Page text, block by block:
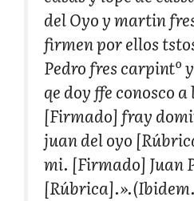
del Oyo y martin
firmen por ellos
Pedro fres carpintº
qe doy ffe conosco
[Firmado] fray
juan del oyo
mi. [Firmado] Juan